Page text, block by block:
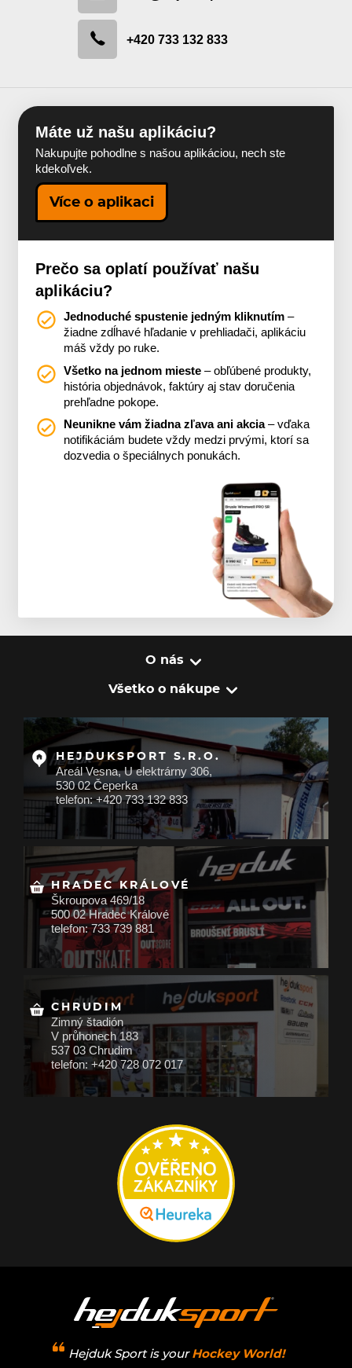
+420 733 132 833
Máte už našu aplikáciu?
Nakupujte pohodlne s našou aplikáciou, nech ste
kdekoľvek.
Více o aplikaci
Prečo sa oplatí používať našu
aplikáciu?
Jednoduché spustenie jedným kliknutím –
žiadne zdĺhavé hľadanie v prehliadači, aplikáciu
máš vždy po ruke.
Všetko na jednom mieste – obľúbené produkty,
história objednávok, faktúry aj stav doručenia
prehľadne pokope.
Neunikne vám žiadna zľava ani akcia– vďaka
notifikáciám budete vždy medzi prvými, ktorí sa
dozvedia o špeciálnych ponukách.
O nás
Všetko o nákupe
HEJDUKSPORT S.R.O.
Areál Vesna, U elektrárny 306,
530 02 Čeperka
telefon: +420 733 132 833
HRADEC KRÁLOVÉ
Škroupova 469/18
500 02 Hradec Králové
telefon: 733 739 881
CHRUDIM
Zimný štadión
V průhonech 183
537 03 Chrudim
telefon: +420 728 072 017
Hejduk Sport is your Hockey World!